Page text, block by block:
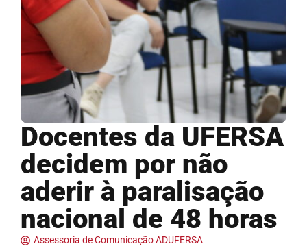
Docentes da UFERSA
decidem por não
aderir à paralisação
nacional de 48 horas
Assessoria de Comunicação ADUFERSA